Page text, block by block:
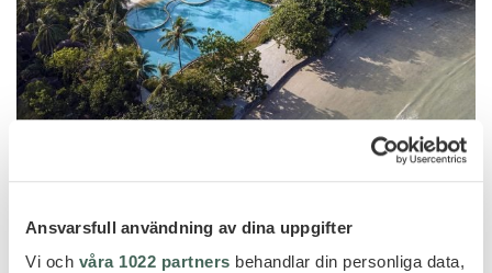
Ansvarsfull användning av dina uppgifter
Vi och våra 1022 partners behandlar din personliga data,
STAY OFFER